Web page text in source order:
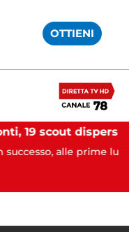
OTTIENI
alle prime luci